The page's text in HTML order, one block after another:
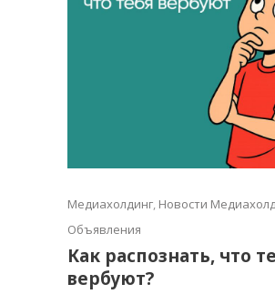
Медиахолдинг, Новости
Объявления
Как распознать, что
вербуют?